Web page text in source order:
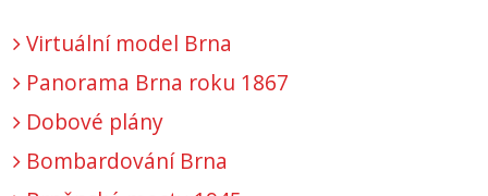
Virtuální model Brna
Panorama Brna roku 1867
Dobové plány
Bombardování Brna